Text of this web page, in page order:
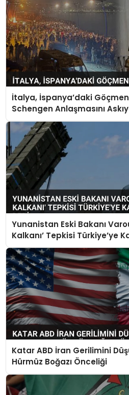
İtalya, İspanya’daki Göçmen
Schengen Anlaşmasını
Yunanistan Eski Bakanı
Kalkanı’ Tepkisi Türkiye’ye
Dedi
Katar ABD İran Gerilimini
Hürmüz Boğazı Önceliği